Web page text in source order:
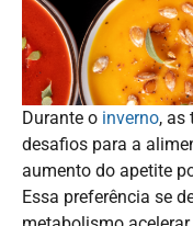
Durante o inverno, as
desafios para a
aumento do apetite
Essa preferência se